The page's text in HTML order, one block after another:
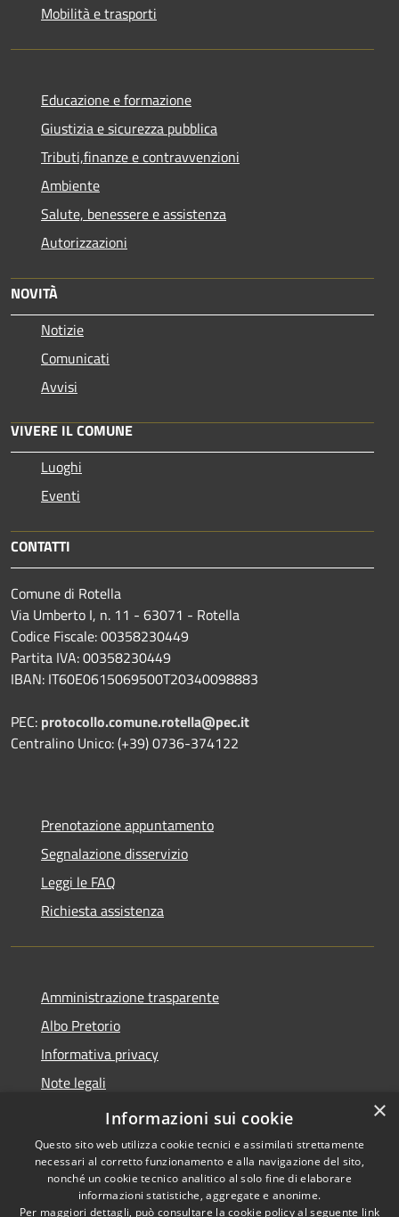
Mobilità e trasporti
Educazione e formazione
Giustizia e sicurezza pubblica
Tributi,finanze e contravvenzioni
Ambiente
Salute, benessere e assistenza
Autorizzazioni
NOVITÀ
Notizie
Comunicati
Avvisi
VIVERE IL COMUNE
Luoghi
Eventi
CONTATTI
Comune di Rotella
Via Umberto I, n. 11 - 63071 - Rotella
Codice Fiscale: 00358230449
Partita IVA: 00358230449
IBAN: IT60E0615069500T20340098883
PEC: protocollo.comune.rotella@pec.it
Centralino Unico: (+39) 0736-374122
Prenotazione appuntamento
Segnalazione disservizio
Leggi le FAQ
Richiesta assistenza
Amministrazione trasparente
Albo Pretorio
Informativa privacy
Note legali
Dichiarazione di accessibilità
Copyright © 2026 • Comune di
×
Informazioni sui cookie
Questo sito web utilizza cookie tecnici e assimilati strettamente
necessari al corretto funzionamento e alla navigazione del sito,
nonché un cookie tecnico analitico al solo fine di elaborare
informazioni statistiche, aggregate e anonime.
Per maggiori dettagli, può consultare la cookie policy al seguente link